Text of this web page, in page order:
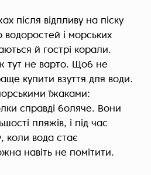
після відпливу на піску
і морських
й гострі корали.
тут не варто. Щоб не
купити взуття для води.
їжаками:
справді боляче. Вони
пляжів, і під час
коли вода стає
навіть не помітити.